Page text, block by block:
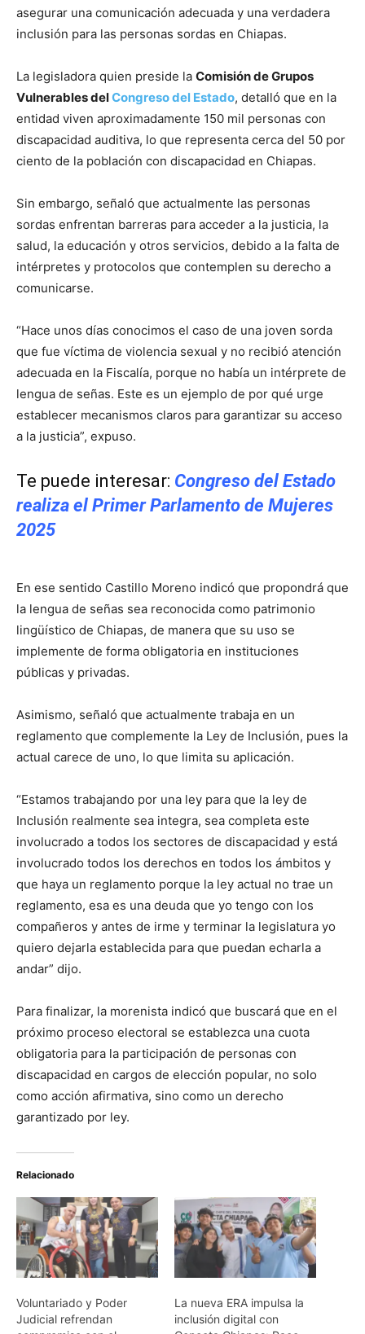
asegurar una comunicación adecuada y una verdadera
inclusión para las personas sordas en Chiapas.
La legisladora quien preside la Comisión de Grupos
Vulnerables delCongreso del Estado, detalló que en la
entidad viven aproximadamente 150 mil personas con
discapacidad auditiva, lo que representa cerca del 50 por
ciento de la población con discapacidad en Chiapas.
Sin embargo, señaló que actualmente las personas
sordas enfrentan barreras para acceder a la justicia, la
salud, la educación y otros servicios, debido a la falta de
intérpretes y protocolos que contemplen su derecho a
comunicarse.
“Hace unos días conocimos el caso de una joven sorda
que fue víctima de violencia sexual y no recibió atención
adecuada en la Fiscalía, porque no había un intérprete de
lengua de señas. Este es un ejemplo de por qué urge
establecer mecanismos claros para garantizar su acceso
a la justicia”, expuso.
Te puede interesar: Congreso del Estado
realiza el Primer Parlamento de Mujeres
2025
En ese sentido Castillo Moreno indicó que propondrá que
la lengua de señas sea reconocida como patrimonio
lingüístico de Chiapas, de manera que su uso se
implemente de forma obligatoria en instituciones
públicas y privadas.
Asimismo, señaló que actualmente trabaja en un
reglamento que complemente la Ley de Inclusión, pues la
actual carece de uno, lo que limita su aplicación.
“Estamos trabajando por una ley para que la ley de
Inclusión realmente sea integra, sea completa este
involucrado a todos los sectores de discapacidad y está
involucrado todos los derechos en todos los ámbitos y
que haya un reglamento porque la ley actual no trae un
reglamento, esa es una deuda que yo tengo con los
compañeros y antes de irme y terminar la legislatura yo
quiero dejarla establecida para que puedan echarla a
andar” dijo.
Para finalizar, la morenista indicó que buscará que en el
próximo proceso electoral se establezca una cuota
obligatoria para la participación de personas con
discapacidad en cargos de elección popular, no solo
como acción afirmativa, sino como un derecho
garantizado por ley.
Relacionado
Voluntariado y Poder
Judicial refrendan
La nueva ERA impulsa la
inclusión digital con